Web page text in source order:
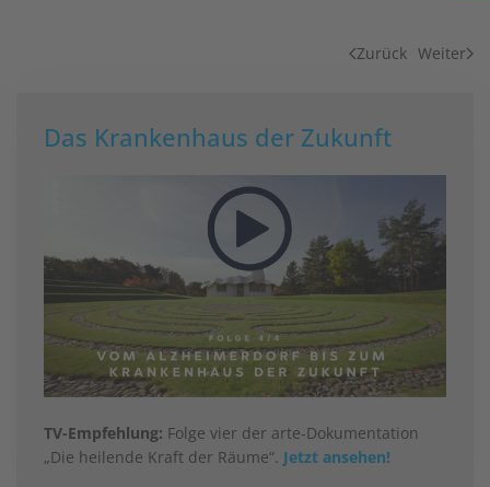
Zurück Weiter
Das Krankenhaus der Zukunft
TV-Empfehlung: Folge vier der arte-Dokumentation
„Die heilende Kraft der Räume“. Jetzt ansehen!